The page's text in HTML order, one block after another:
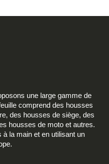
une large gamme de
comprend des housses
des housses de siège, des
housses de moto et autres.
à la main et en utilisant un